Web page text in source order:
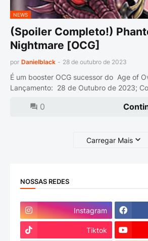
NEWS
(Spoiler Completo!)
Nightmare [OCG]
por Danielblack - 28 de outubro de 2023
É um booster OCG sucessor do Age of
Lançamento: 28 de Outubro de 2023;
0
Carregar Mais
NOSSAS REDES
Instagram
Tiktok